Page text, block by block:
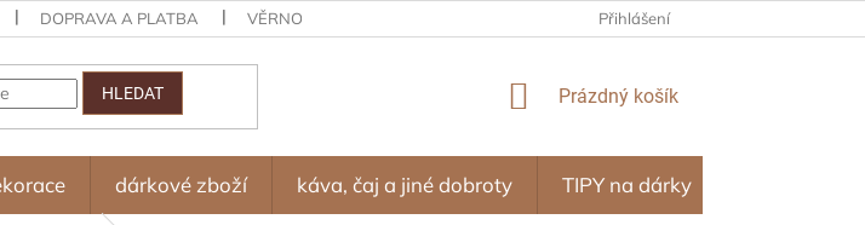
DOPRAVA A PLATBA VĚRNOSTNÍ PROGRAM – ODMĚNY ZA NÁKUPY OBCHODNÍ PODMÍNKY
Přihlášení
HLEDAT
NÁKUPNÍ
Prázdný košík
dárkové zboží káva, čaj a jiné dobroty TIPY na dárky